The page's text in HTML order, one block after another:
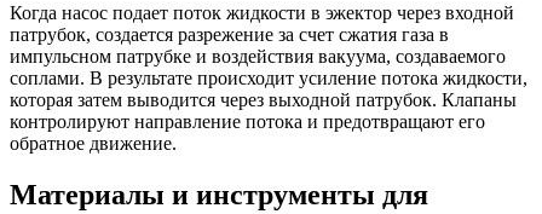
Когда насос подает поток жидкости в эжектор через входной
патрубок, создается разрежение за счет сжатия газа в
импульсном патрубке и воздействия вакуума, создаваемого
соплами. В результате происходит усиление потока жидкости,
которая затем выводится через выходной патрубок. Клапаны
контролируют направление потока и предотвращают его
обратное движение.
Материалы и инструменты для